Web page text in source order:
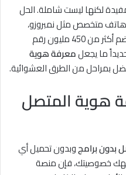
لكنها ليست شاملة. الحل
متخصص مثل نمبروزو،
الذي يبحث في قاعدة بيانات ضخمة تضم أكثر من 450 مليون رقم
ما يجعلمعرفة هوية
بمراحل من الطرق العشوائية.
هوية المتصل
بدون برامجوبدون تحميل أي
خصوصيتك، فإن منصة